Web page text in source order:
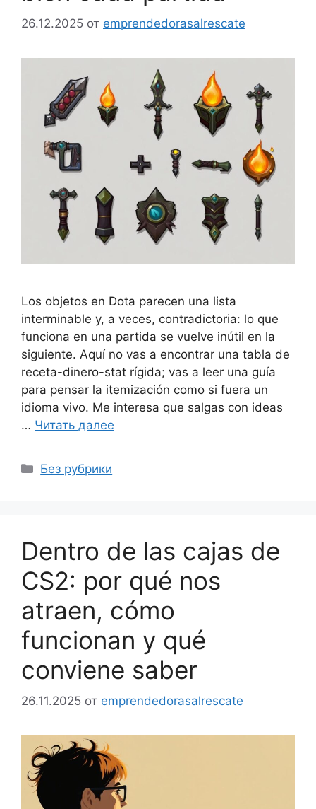
26.12.2025 от emprendedorasalrescate
Los objetos en Dota parecen una lista
interminable y, a veces, contradictoria: lo que
funciona en una partida se vuelve inútil en la
siguiente. Aquí no vas a encontrar una tabla de
receta-dinero-stat rígida; vas a leer una guía
para pensar la itemización como si fuera un
idioma vivo. Me interesa que salgas con ideas
… Читать далее
Рубрики
Без рубрики
Dentro de las cajas de
CS2: por qué nos
atraen, cómo
funcionan y qué
conviene saber
26.11.2025 от emprendedorasalrescate